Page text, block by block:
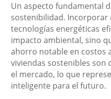
Un aspecto fundamental
sostenibilidad. Incorporar
tecnologías energéticas
impacto ambiental, sino
ahorro notable en costos
viviendas sostenibles son
el mercado, lo que
inteligente para el futuro.